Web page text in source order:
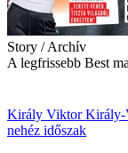
Story / Archív
A legfrissebb Best
Király ViktorKirály-
nehéz időszak